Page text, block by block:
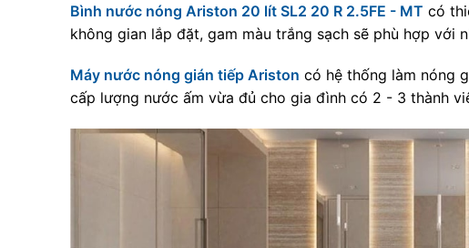
Bình nước nóng Ariston 20 lít SL2 20 R 2.5FE - MT có
không gian lắp đặt, gam màu trắng sạch sẽ phù hợp với
Máy nước nóng gián tiếp Ariston có hệ thống làm nóng
cấp lượng nước ấm vừa đủ cho gia đình có 2 - 3 thành